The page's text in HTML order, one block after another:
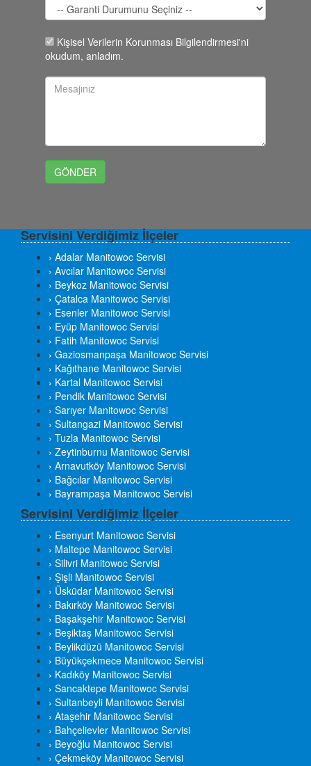
Kişisel Verilerin Korunması Bilgilendirmesi'ni
okudum, anladım.
Servisini Verdiğimiz İlçeler
› Adalar Manitowoc Servisi
› Avcılar Manitowoc Servisi
› Beykoz Manitowoc Servisi
› Çatalca Manitowoc Servisi
› Esenler Manitowoc Servisi
› Eyüp Manitowoc Servisi
› Fatih Manitowoc Servisi
› Gaziosmanpaşa Manitowoc Servisi
› Kağıthane Manitowoc Servisi
› Kartal Manitowoc Servisi
› Pendik Manitowoc Servisi
› Sarıyer Manitowoc Servisi
› Sultangazi Manitowoc Servisi
› Tuzla Manitowoc Servisi
› Zeytinburnu Manitowoc Servisi
› Arnavutköy Manitowoc Servisi
› Bağcılar Manitowoc Servisi
› Bayrampaşa Manitowoc Servisi
Servisini Verdiğimiz İlçeler
› Esenyurt Manitowoc Servisi
› Maltepe Manitowoc Servisi
› Silivri Manitowoc Servisi
› Şişli Manitowoc Servisi
› Üsküdar Manitowoc Servisi
› Bakırköy Manitowoc Servisi
› Başakşehir Manitowoc Servisi
› Beşiktaş Manitowoc Servisi
› Beylikdüzü Manitowoc Servisi
› Büyükçekmece Manitowoc Servisi
› Kadıköy Manitowoc Servisi
› Sancaktepe Manitowoc Servisi
› Sultanbeyli Manitowoc Servisi
› Ataşehir Manitowoc Servisi
› Bahçelievler Manitowoc Servisi
› Beyoğlu Manitowoc Servisi
› Çekmeköy Manitowoc Servisi